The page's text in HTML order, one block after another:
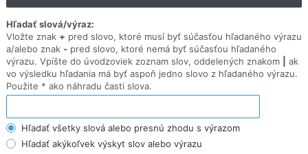
Hľadať slová/výraz:
Vložte znak + pred slovo, ktoré musí byť súčasťou hľadaného výrazu
a/alebo znak - pred slovo, ktoré nemá byť súčasťou hľadaného
výrazu. Vpíšte do úvodzoviek zoznam slov, oddelených znakom
ak
vo výsledku hľadania má byť aspoň jedno slovo z hľadaného výrazu.
Použite * ako náhradu časti slova.
Hľadať všetky slová alebo presnú zhodu s výrazom
Hľadať akýkoľvek výskyt slov alebo výrazu